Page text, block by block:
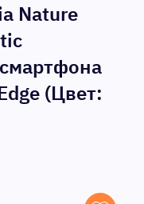
Nature
(Цвет: